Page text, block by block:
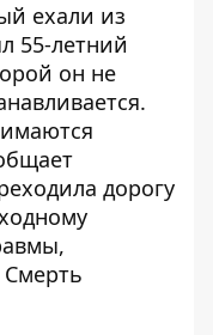
ехали из
55-летний
он не
дорогу